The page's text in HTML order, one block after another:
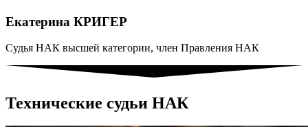
Екатерина КРИГЕР
Судья НАК высшей категории, член Правления НАК
Технические судьи НАК